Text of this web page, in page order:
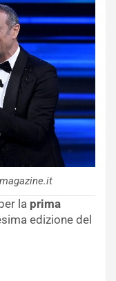
la prima
edizione del